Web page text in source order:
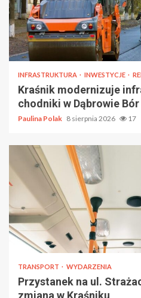
INFRASTRUKTURA INWESTYCJE
Kraśnik modernizuje
chodniki w Dąbrowie
Paulina Polak 8 sierpnia 2026 17
TRANSPORT WYDARZENIA
Przystanek na ul.